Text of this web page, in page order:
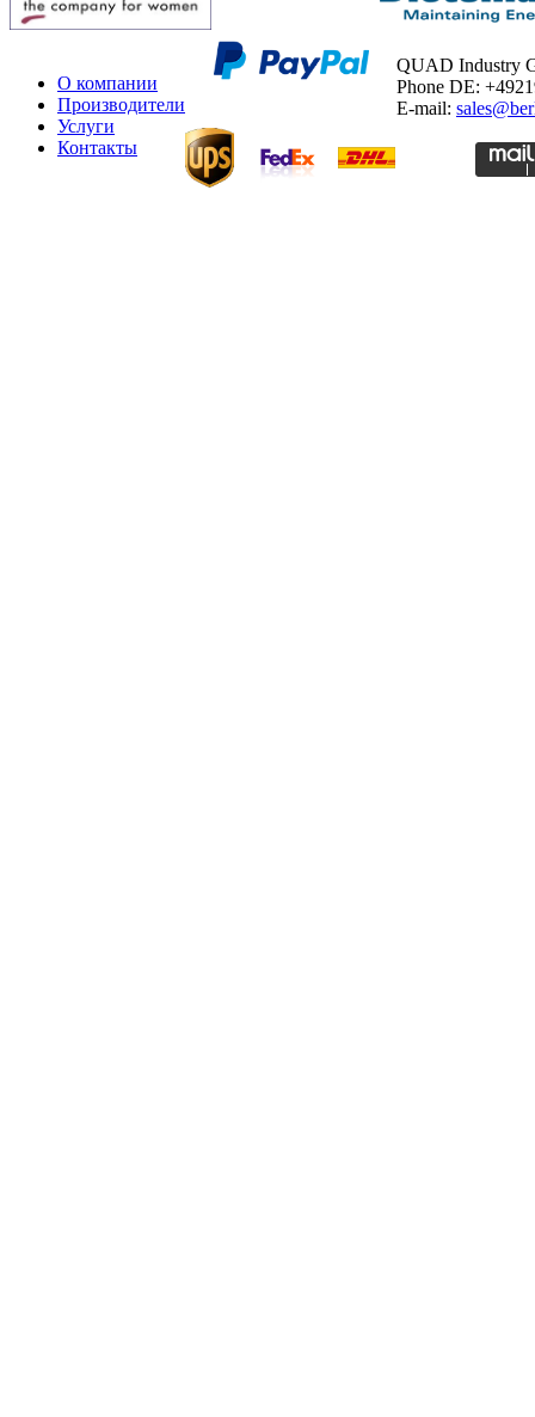
О компании
Производители
Услуги
Контакты
QUAD Industry
Phone DE:
E-mail: